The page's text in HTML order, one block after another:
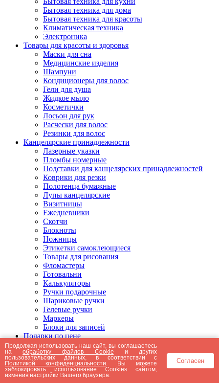
Бытовая техника для дома
Бытовая техника для красоты
Климатическая техника
Электроника
Товары для красоты и здоровья
Маски для сна
Медицинские изделия
Шампуни
Кондиционеры для волос
Гели для душа
Жидкое мыло
Косметички
Лосьон для рук
Расчески для волос
Резинки для волос
Канцелярские принадлежности
Лазерные указки
Пломбы номерные
Подставки для канцелярских принадлежностей
Коврики для резки
Полотенца бумажные
Лупы канцелярские
Визитницы
Ежедневники
Скотчи
Блокноты
Ножницы
Этикетки самоклеющиеся
Товары для рисования
Фломастеры
Готовальни
Калькуляторы
Ручки подарочные
Шариковые ручки
Гелевые ручки
Маркеры
Блоки для записей
Подарки по цене
Подарки от 5000 рублей
Подарки до 5000 рублей
Подарки до 3000 рублей
Подарки до 2000 рублей
Подарки до 1000 рублей
Продолжая использовать наш сайт, вы соглашаетесь
наобработку файлов Cookie и других
пользовательских данных, в соответствии с
Политикой конфиденциальности . Вы можете
заблокировать использование Cookies сайтом,
изменив настройки Вашего браузера.
Согласен